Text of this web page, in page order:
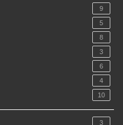
9
5
8
3
6
4
10
3